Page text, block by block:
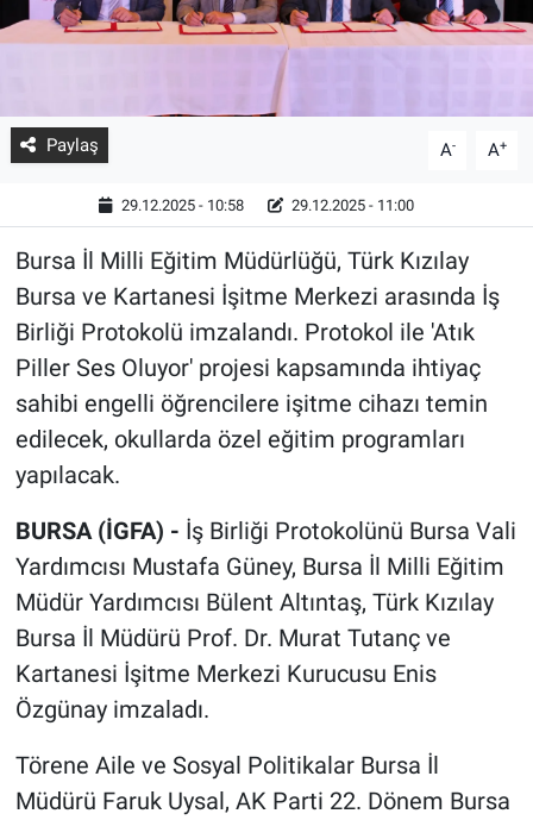
Paylaş A- A+
29.12.2025 - 10:58 29.12.2025 - 11:00
Bursa İl Milli Eğitim Müdürlüğü, Türk Kızılay
Bursa ve Kartanesi İşitme Merkezi arasında İş
Birliği Protokolü imzalandı. Protokol ile 'Atık
Piller Ses Oluyor' projesi kapsamında ihtiyaç
sahibi engelli öğrencilere işitme cihazı temin
edilecek, okullarda özel eğitim programları
yapılacak.
BURSA (İGFA) - İş Birliği Protokolünü Bursa Vali
Yardımcısı Mustafa Güney, Bursa İl Milli Eğitim
Müdür Yardımcısı Bülent Altıntaş, Türk Kızılay
Bursa İl Müdürü Prof. Dr. Murat Tutanç ve
Kartanesi İşitme Merkezi Kurucusu Enis
Özgünay imzaladı.
Törene Aile ve Sosyal Politikalar Bursa İl
Müdürü Faruk Uysal, AK Parti 22. Dönem Bursa